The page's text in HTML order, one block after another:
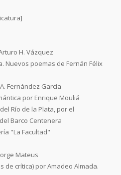
H. Vázquez
Nuevos poemas de Fernán Félix
Fernández García
por Enrique Mouliá
Río de la Plata, por el
Barco Centenera
"La Facultad"
Mateus
de crítica) por Amadeo Almada.